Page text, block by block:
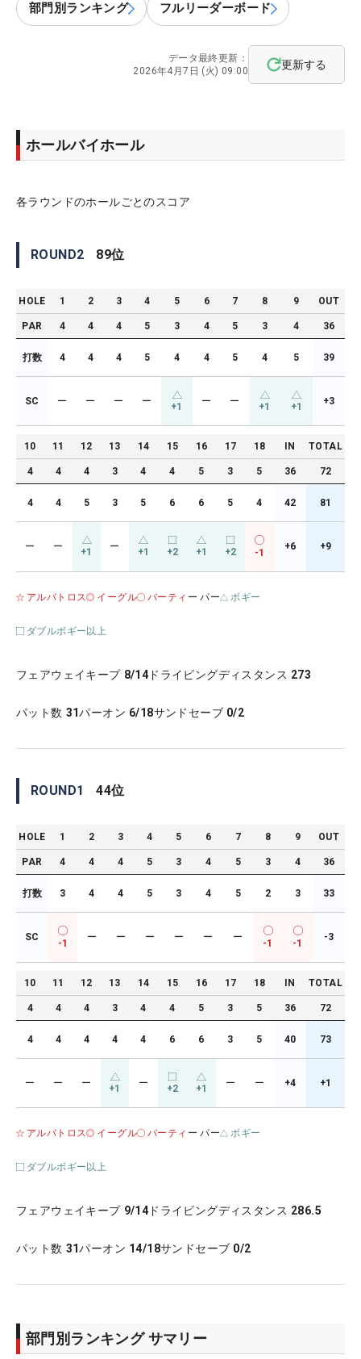
部門別ランキング フルリーダーボード
データ最終更新：
2026年4月7日 (火) 09:00
更新する
ホールバイホール
各ラウンドのホールごとのスコア
ROUND2 89位
HOLE 1 2 3 4 5 6 7 8 9 OUT
PAR 4 4 4 5 3 4 5 3 4 36
打数 4 4 4 5 4 4 5 4 5 39
SC ー ー ー ー +1 ー ー +1 +1 +3
10 11 12 13 14 15 16 17 18 IN TOTAL
4 4 4 3 4 4 5 3 5 36 72
4 4 5 3 5 6 6 5 4 42 81
ー ー +1 ー +1 +2 +1 +2 -1
+6 +9
アルバトロス イーグル バーティ ー パー ボギー
ダブルボギー以上
フェアウェイキープ 8/14 ドライビングディスタンス 273
パット数 31パーオン 6/18サンドセーブ 0/2
ROUND1 44位
HOLE 1 2 3 4 5 6 7 8 9 OUT
PAR 4 4 4 5 3 4 5 3 4 36
打数 3 4 4 5 3 4 5 2 3 33
SC
-1
ー ー ー ー ー ー
-1 -1
-3
10 11 12 13 14 15 16 17 18 IN TOTAL
4 4 4 3 4 4 5 3 5 36 72
4 4 4 4 4 6 6 3 5 40 73
ー ー ー +1 ー +2 +1 ー ー +4 +1
アルバトロス イーグル バーティ ー パー ボギー
ダブルボギー以上
フェアウェイキープ 9/14 ドライビングディスタンス 286.5
パット数 31パーオン 14/18サンドセーブ 0/2
部門別ランキング サマリー